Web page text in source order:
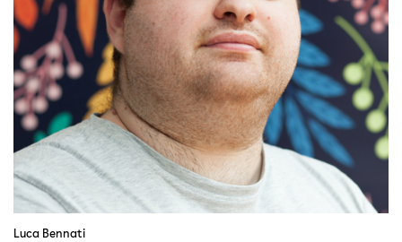
Luca Bennati